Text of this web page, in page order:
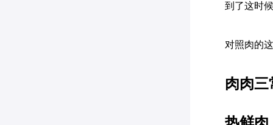
到了这时
对照肉的
肉肉三